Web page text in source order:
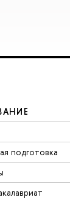
подготовка